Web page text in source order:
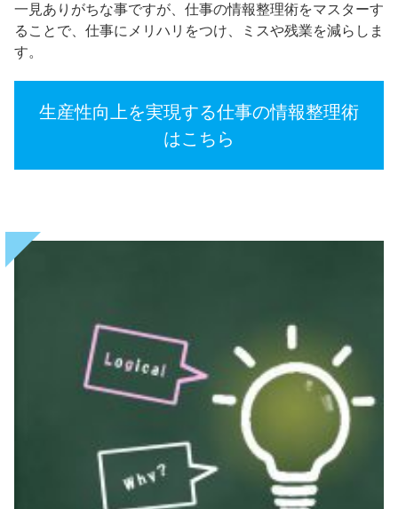
一見ありがちな事ですが、仕事の情報整理術をマスターす
ることで、仕事にメリハリをつけ、ミスや残業を減らしま
す。
生産性向上を実現する仕事の情報整理術
はこちら